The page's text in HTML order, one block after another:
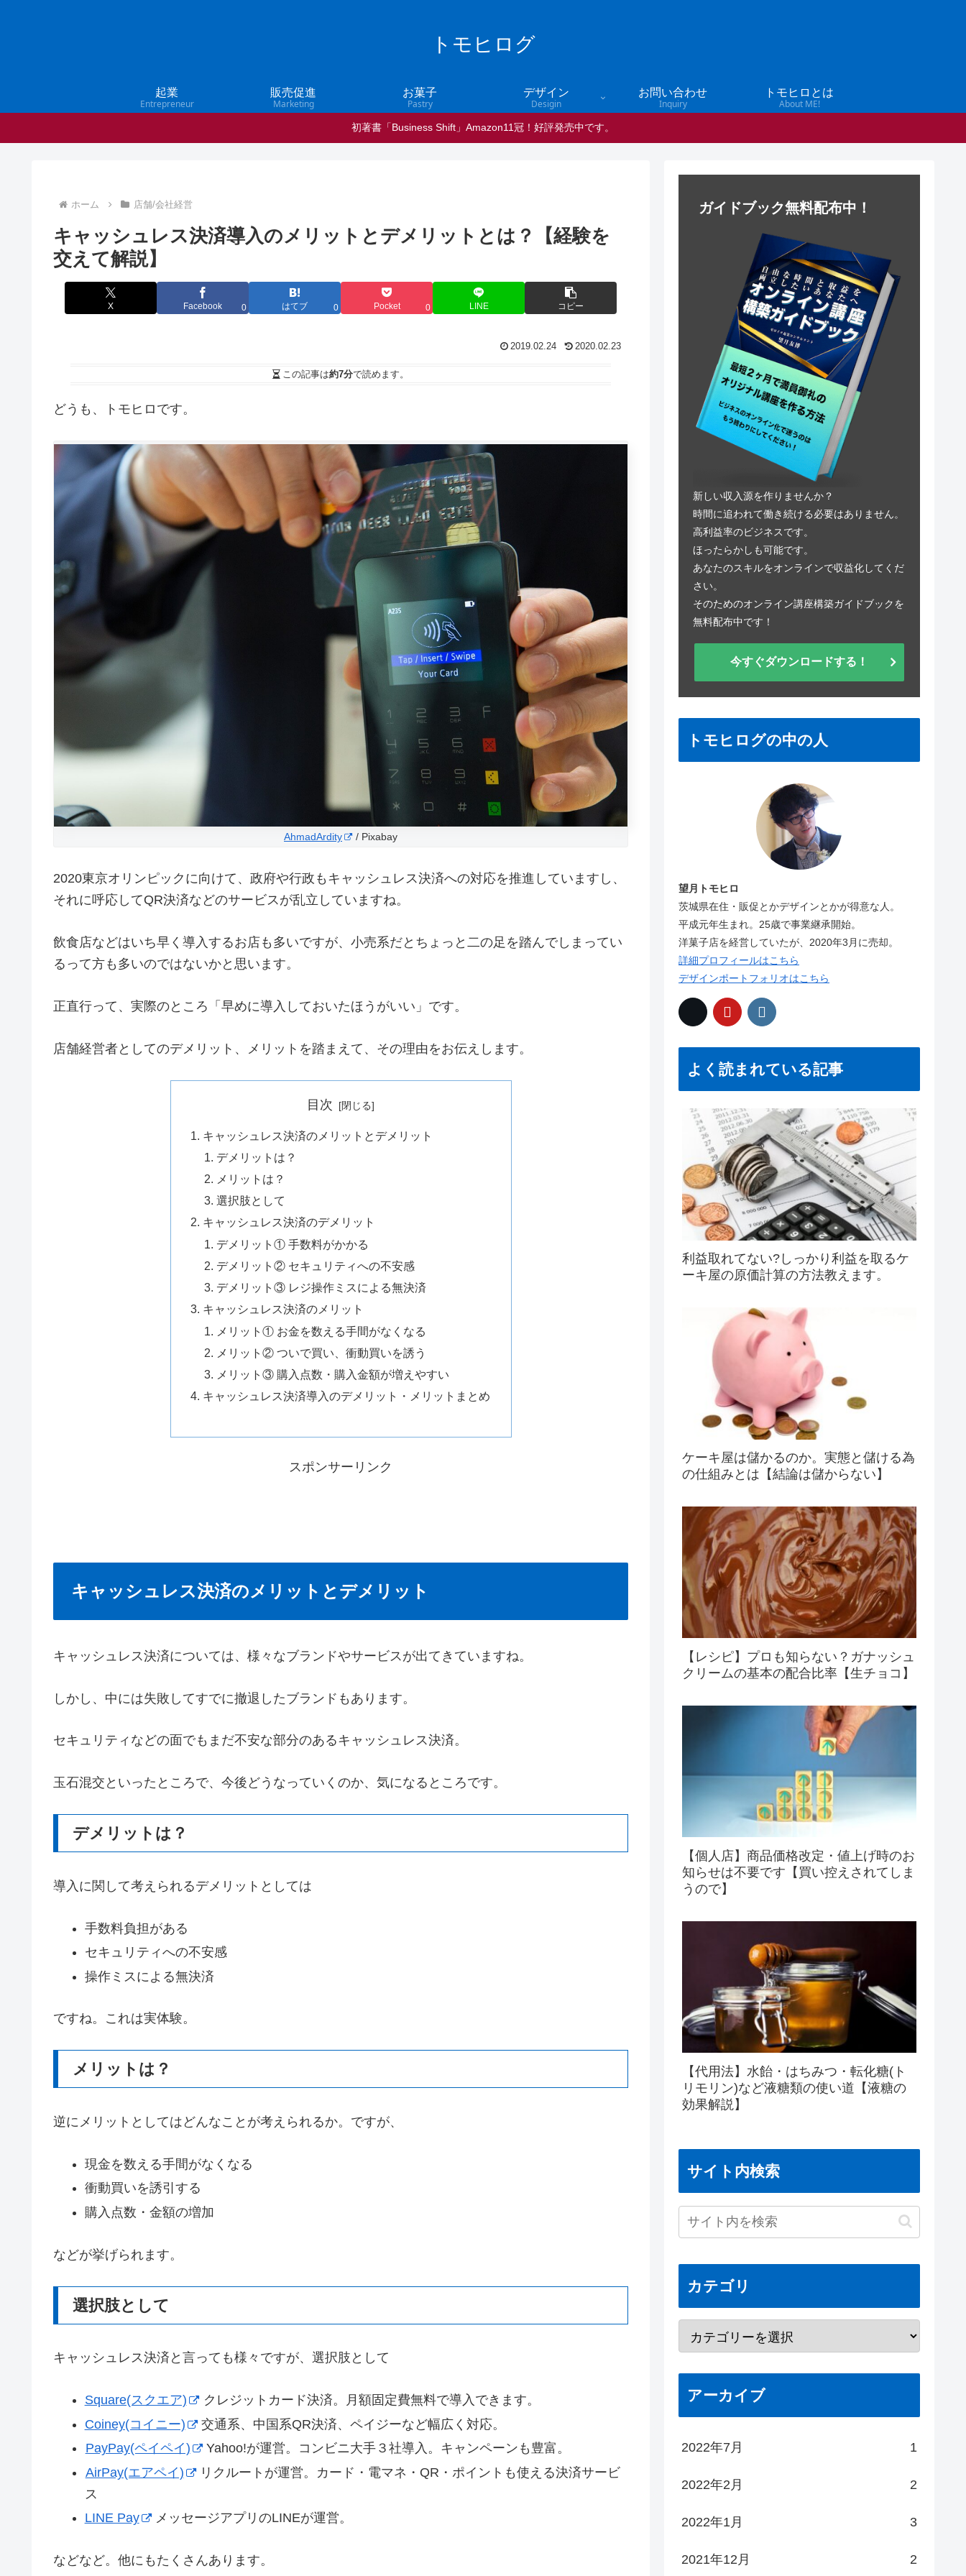
トモヒログ
起業
Entrepreneur
販売促進
Marketing
お菓子
Pastry
デザイン
Desigin
お問い合わせ
Inquiry
トモヒロとは
About ME!
初著書「Business Shift」Amazon11冠！好評発売中です。
ホーム 店舗/会社経営
キャッシュレス決済導入のメリットとデメリットとは？【経験を
交えて解説】
X Facebook 0 はてブ 0 Pocket 0 LINE コピー
2019.02.24 2020.02.23
この記事は約7分で読めます。
どうも、トモヒロです。
AhmadArdity / Pixabay
2020東京オリンピックに向けて、政府や行政もキャッシュレス決済への対応を推進していますし、
それに呼応してQR決済などのサービスが乱立していますね。
飲食店などはいち早く導入するお店も多いですが、小売系だとちょっと二の足を踏んでしまってい
るって方も多いのではないかと思います。
正直行って、実際のところ「早めに導入しておいたほうがいい」です。
店舗経営者としてのデメリット、メリットを踏まえて、その理由をお伝えします。
目次
キャッシュレス決済のメリットとデメリット
デメリットは？
メリットは？
選択肢として
キャッシュレス決済のデメリット
デメリット① 手数料がかかる
デメリット② セキュリティへの不安感
デメリット③ レジ操作ミスによる無決済
キャッシュレス決済のメリット
メリット① お金を数える手間がなくなる
メリット② ついで買い、衝動買いを誘う
メリット③ 購入点数・購入金額が増えやすい
キャッシュレス決済導入のデメリット・メリットまとめ
スポンサーリンク
キャッシュレス決済のメリットとデメリット
キャッシュレス決済については、様々なブランドやサービスが出てきていますね。
しかし、中には失敗してすでに撤退したブランドもあります。
セキュリティなどの面でもまだ不安な部分のあるキャッシュレス決済。
玉石混交といったところで、今後どうなっていくのか、気になるところです。
デメリットは？
導入に関して考えられるデメリットとしては
手数料負担がある
セキュリティへの不安感
操作ミスによる無決済
ですね。これは実体験。
メリットは？
逆にメリットとしてはどんなことが考えられるか。ですが、
現金を数える手間がなくなる
衝動買いを誘引する
購入点数・金額の増加
などが挙げられます。
選択肢として
キャッシュレス決済と言っても様々ですが、選択肢として
Square(スクエア)
クレジットカード決済。月額固定費無料で導入できます。
Coiney(コイニー)
交通系、中国系QR決済、ペイジーなど幅広く対応。
PayPay(ペイペイ)
Yahoo!が運営。コンビニ大手３社導入。キャンペーンも豊富。
AirPay(エアペイ)
リクルートが運営。カード・電マネ・QR・ポイントも使える決済サービ
ス
LINE Pay
メッセージアプリのLINEが運営。
などなど。他にもたくさんあります。
ガイドブック無料配布中！
新しい収入源を作りませんか？
時間に追われて働き続ける必要はありません。
高利益率のビジネスです。
ほったらかしも可能です。
あなたのスキルをオンラインで収益化してくだ
さい。
そのためのオンライン講座構築ガイドブックを
無料配布中です！
今すぐダウンロードする！
トモヒログの中の人
望月トモヒロ
茨城県在住・販促とかデザインとかが得意な人。
平成元年生まれ。25歳で事業継承開始。
洋菓子店を経営していたが、2020年3月に売却。
詳細プロフィールはこちら
デザインポートフォリオはこちら
よく読まれている記事
利益取れてない?しっかり利益を取るケ
ーキ屋の原価計算の方法教えます。
ケーキ屋は儲かるのか。実態と儲ける為
の仕組みとは【結論は儲からない】
【レシピ】プロも知らない？ガナッシュ
クリームの基本の配合比率【生チョコ】
【個人店】商品価格改定・値上げ時のお
知らせは不要です【買い控えされてしま
うので】
【代用法】水飴・はちみつ・転化糖(ト
リモリン)など液糖類の使い道【液糖の
効果解説】
サイト内検索
カテゴリ
アーカイブ
2022年7月 1
2022年2月 2
2022年1月 3
2021年12月 2